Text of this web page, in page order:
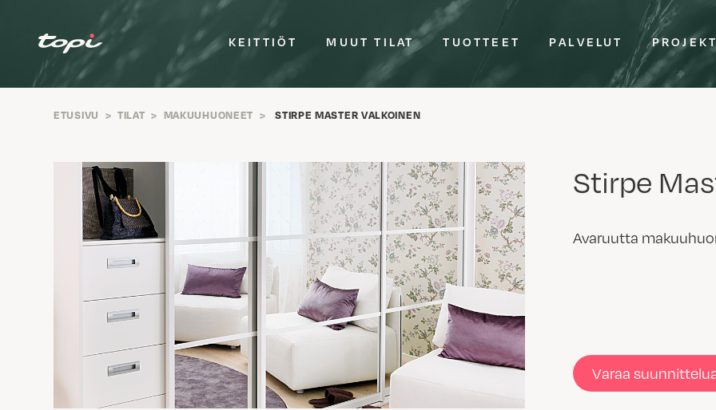
KEITTIÖT MUUT TILAT TUOTTEET PALVELUT
ETUSIVU > TILAT > MAKUUHUONEET > STIRPE MASTER VALKOINEN
Stirpe
Avaruutta
Varaa